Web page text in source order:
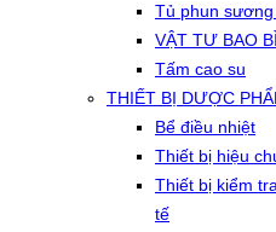
Tủ phun
VẬT TƯ BAO BÌ
Tấm cao su
THIẾT BỊ DƯỢC
Bể điều nhiệt
Thiết bị hiệu
Thiết bị kiểm
tế